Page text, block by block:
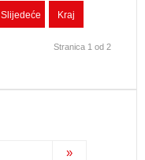
Slijedeće Kraj
Stranica 1 od 2
»